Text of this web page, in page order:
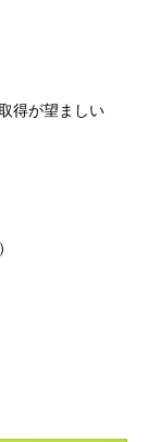
得が望ましい